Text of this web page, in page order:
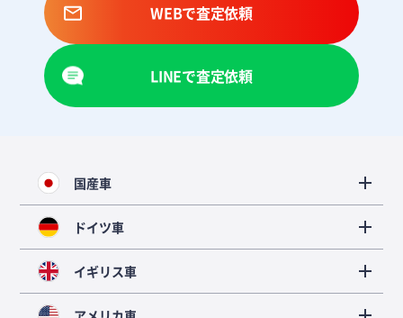
WEBで査定依頼
LINEで査定依頼
国産車
ドイツ車
イギリス車